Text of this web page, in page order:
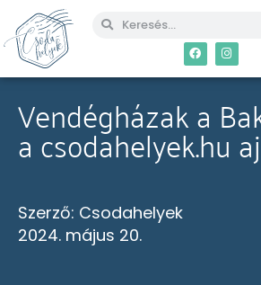
Vendégházak a
a csodahelyek.hu
Szerző: Csodahelyek
2024. május 20.